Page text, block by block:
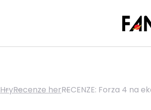
HryRecenze herRECENZE: Forza 4 na